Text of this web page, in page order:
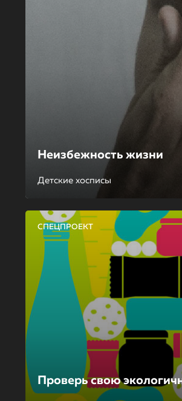
Неизбежность жизни
Детские хосписы
СПЕЦПРОЕКТ
Проверь свою